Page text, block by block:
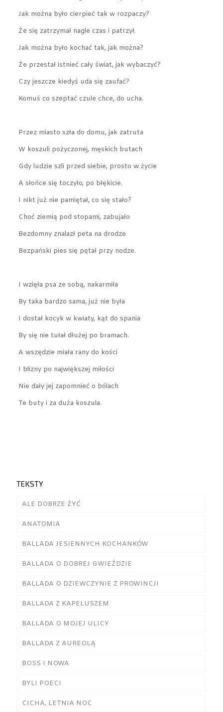
Jak można było cierpieć tak w rozpaczy?
Że się zatrzymał nagle czas i patrzył.
Jak można było kochać tak, jak można?
Że przestał istnieć cały świat, jak wybaczyć?
Czy jeszcze kiedyś uda się zaufać?
Komuś co szeptać czule chce, do ucha.
Przez miasto szła do domu, jak zatruta
W koszuli pożyczonej, męskich butach
Gdy ludzie szli przed siebie, prosto w życie
A słońce się toczyło, po błękicie.
I nikt już nie pamiętał, co się stało?
Choć ziemią pod stopami, zabujało
Bezdomny znalazł peta na drodze
Bezpański pies się pętał przy nodze.
I wzięła psa ze sobą, nakarmiła
By taka bardzo sama, już nie była
I dostał kocyk w kwiaty, kąt do spania
By się nie tułał dłużej po bramach.
A wszędzie miała rany do kości
I blizny po największej miłości
Nie dały jej zapomnieć o bólach
Te buty i za duża koszula.
TEKSTY
ALE DOBRZE ŻYĆ
ANATOMIA
BALLADA JESIENNYCH KOCHANKÓW
BALLADA O DOBREJ GWIEŹDZIE
BALLADA O DZIEWCZYNIE Z PROWINCJI
BALLADA Z KAPELUSZEM
BALLADA O MOJEJ ULICY
BALLADA Z AUREOLĄ
BOSS I NOWA
BYLI POECI
CICHA, LETNIA NOC